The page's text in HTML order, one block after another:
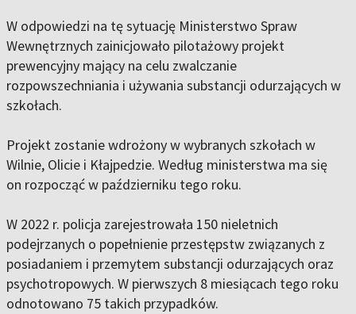
W odpowiedzi na tę sytuację Ministerstwo Spraw
Wewnętrznych zainicjowało pilotażowy projekt
prewencyjny mający na celu zwalczanie
rozpowszechniania i używania substancji odurzających w
szkołach.
Projekt zostanie wdrożony w wybranych szkołach w
Wilnie, Olicie i Kłajpedzie. Według ministerstwa ma się
on rozpocząć w październiku tego roku.
W 2022 r. policja zarejestrowała 150 nieletnich
podejrzanych o popełnienie przestępstw związanych z
posiadaniem i przemytem substancji odurzających oraz
psychotropowych. W pierwszych 8 miesiącach tego roku
odnotowano 75 takich przypadków.